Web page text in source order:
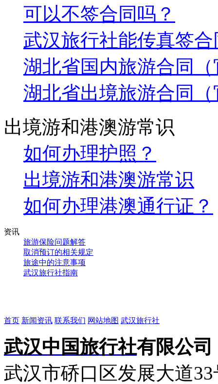
可以不签合同吗？
武汉旅行社能传真签合
湖北省国内旅游合同（
湖北省出境旅游合同（
出境游和港澳游常识
如何办理护照？
出境游和港澳游常识
如何办理港澳通行证？
资讯
旅游保险问题解答
取消预订的相关规定
旅途中的注意事项
武汉旅行社指南
首页 新闻资讯 联系我们 网站地图 武汉旅行社
武汉中国旅行社有限公司
武汉市硚口区发展大道